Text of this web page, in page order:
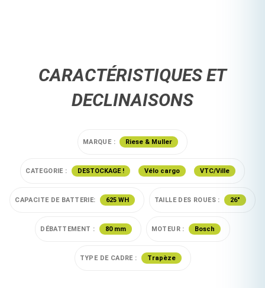
CARACTÉRISTIQUES ET
DECLINAISONS
MARQUE : Riese & Muller
CATEGORIE : DESTOCKAGE ! Vélo cargo VTC/Ville
CAPACITE DE BATTERIE: 625 WH TAILLE DES ROUES : 26"
DÉBATTEMENT : 80 mm MOTEUR : Bosch
TYPE DE CADRE : Trapèze